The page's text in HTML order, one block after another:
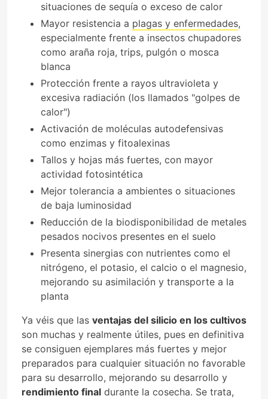
situaciones de sequía o exceso de calor
Mayor resistencia a plagas y enfermedades,
especialmente frente a insectos chupadores
como araña roja, trips, pulgón o mosca
blanca
Protección frente a rayos ultravioleta y
excesiva radiación (los llamados "golpes de
calor")
Activación de moléculas autodefensivas
como enzimas y fitoalexinas
Tallos y hojas más fuertes, con mayor
actividad fotosintética
Mejor tolerancia a ambientes o situaciones
de baja luminosidad
Reducción de la biodisponibilidad de metales
pesados nocivos presentes en el suelo
Presenta sinergias con nutrientes como el
nitrógeno, el potasio, el calcio o el magnesio,
mejorando su asimilación y transporte a la
planta
Ya véis que las ventajas del silicio en los cultivos
son muchas y realmente útiles, pues en definitiva
se consiguen ejemplares más fuertes y mejor
preparados para cualquier situación no favorable
para su desarrollo, mejorando su desarrollo y
rendimiento final durante la cosecha. Se trata,